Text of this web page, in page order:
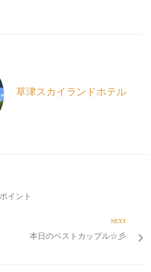
草津スカイランドホテル
イント
NEXT
本日のベストカップル☆彡